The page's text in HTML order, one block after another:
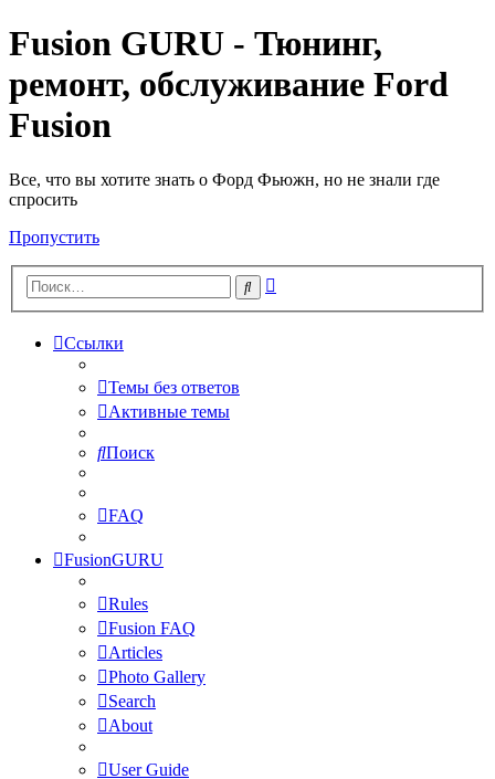
Fusion GURU - Тюнинг,
ремонт, обслуживание Ford
Fusion
Все, что вы хотите знать о Форд Фьюжн, но не знали где
спросить
Пропустить
Поиск
Ссылки
Темы без ответов
Активные темы
Поиск
FAQ
FusionGURU
Rules
Fusion FAQ
Articles
Photo Gallery
Search
About
User Guide